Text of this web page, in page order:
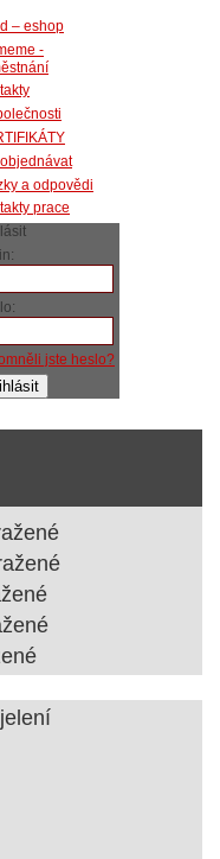
– eshop
-
a odpovědi
prace
jste heslo?